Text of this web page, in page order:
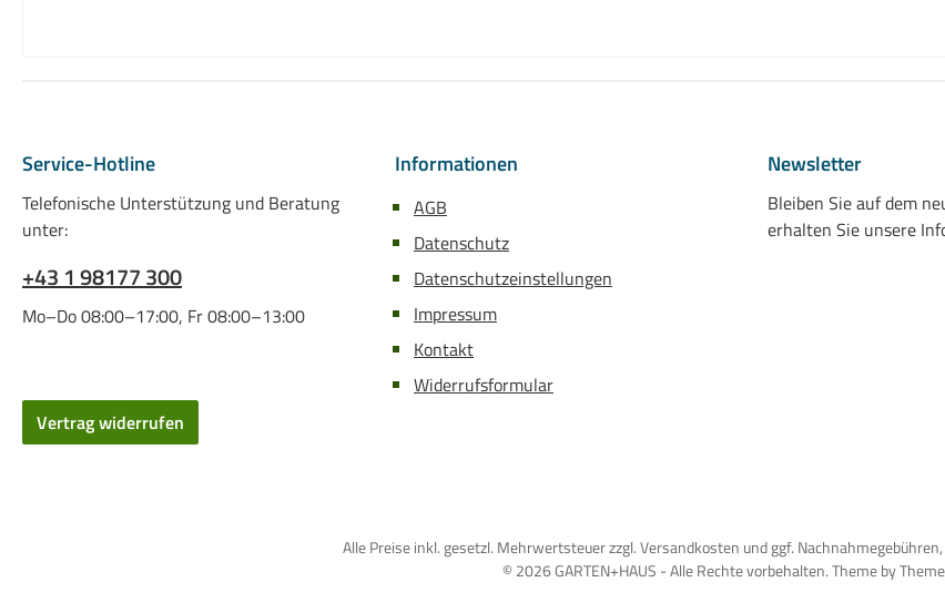
Service-Hotline
Telefonische Unterstützung und Beratung
unter:
+43 1 98177 300
Mo–Do 08:00–17:00, Fr 08:00–13:00
Vertrag widerrufen
Informationen
AGB
Datenschutz
Datenschutzeinstellungen
Impressum
Kontakt
Widerrufsformular
Newsletter
Bleiben Sie auf dem
erhalten Sie unsere
Alle Preise inkl. gesetzl. Mehrwertsteuer zzgl. Versandkosten und ggf.
© 2026 GARTEN+HAUS - Alle Rechte vorbehalten. Theme by